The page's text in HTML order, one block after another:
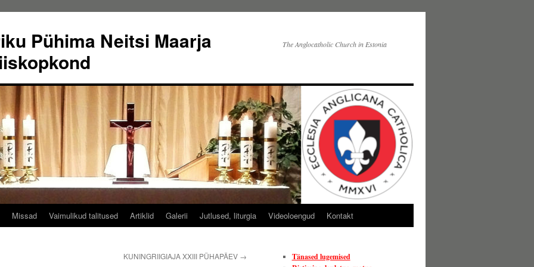
Pühima Neitsi Maarja
The Anglocatholic Church in Estonia
Missad Vaimulikud talitused Artiklid Galerii Jutlused, liturgia Videoloengud Kontakt
KUNINGRIIGIAJA XXIII PÜHAPÄEV →
Tänased lugemised